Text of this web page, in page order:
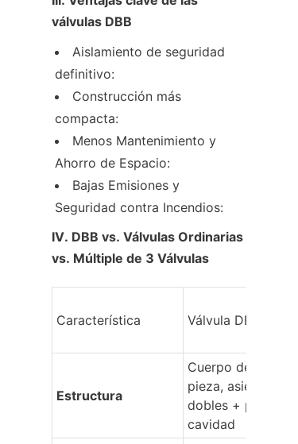
válvulas DBB
Aislamiento de seguridad
definitivo:
Construcción más
compacta:
Menos Mantenimiento y
Ahorro de Espacio:
Bajas Emisiones y
Seguridad contra Incendios:
IV. DBB vs. Válvulas Ordinarias
vs. Múltiple de 3 Válvulas
Característica Válvula DBB
Estructura
Cuerpo de una sola
pieza, asientos
dobles + purga de
cavidad